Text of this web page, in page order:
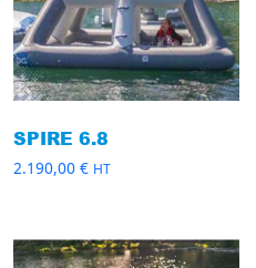
SPIRE 6.8
2.190,00 € HT